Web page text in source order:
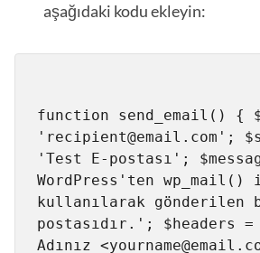
aşağıdaki kodu ekleyin:
function send_email() {
'recipient@email.com';
'Test E-postası';
WordPress'ten
kullanılarak
postasıdır.'; $headers =
Adınız